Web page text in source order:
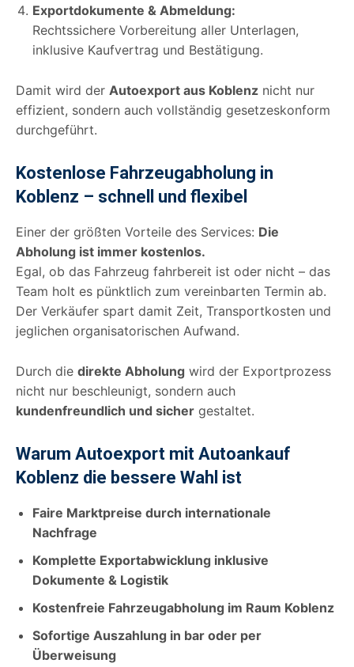
Exportdokumente & Abmeldung:
Rechtssichere Vorbereitung aller Unterlagen,
inklusive Kaufvertrag und Bestätigung.
Damit wird der Autoexport aus Koblenz nicht nur
effizient, sondern auch vollständig gesetzeskonform
durchgeführt.
Kostenlose Fahrzeugabholung in
Koblenz – schnell und flexibel
Einer der größten Vorteile des Services: Die
Abholung ist immer kostenlos.
Egal, ob das Fahrzeug fahrbereit ist oder nicht – das
Team holt es pünktlich zum vereinbarten Termin ab.
Der Verkäufer spart damit Zeit, Transportkosten und
jeglichen organisatorischen Aufwand.
Durch die direkte Abholung wird der Exportprozess
nicht nur beschleunigt, sondern auch
kundenfreundlich und sicher gestaltet.
Warum Autoexport mit Autoankauf
Koblenz die bessere Wahl ist
Faire Marktpreise durch internationale
Nachfrage
Komplette Exportabwicklung inklusive
Dokumente & Logistik
Kostenfreie Fahrzeugabholung im Raum Koblenz
Sofortige Auszahlung in bar oder per
Überweisung